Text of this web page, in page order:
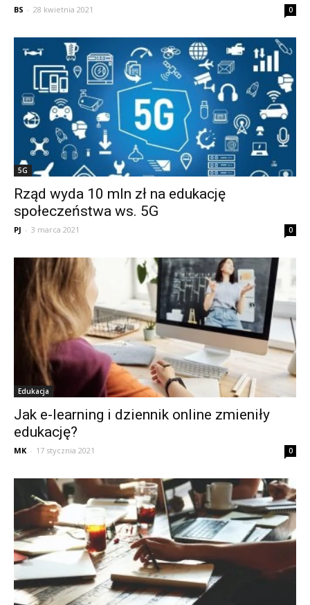
BS - 28 kwietnia 2021 0
5G
Rząd wyda 10 mln zł na edukację
społeczeństwa ws. 5G
PJ - 3 marca 2021 0
Edukacja
Jak e-learning i dziennik online zmieniły
edukację?
MK - 17 stycznia 2021 0